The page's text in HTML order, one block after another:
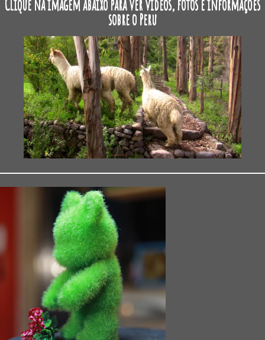
Clique na imagem abaixo para ver vídeos, fotos e informações
sobre o Peru